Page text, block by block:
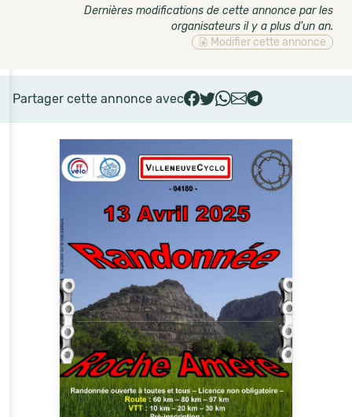
Dernières modifications de cette annonce par les
organisateurs il y a plus d'un an.
Modifier cette annonce
Partager cette annonce avec